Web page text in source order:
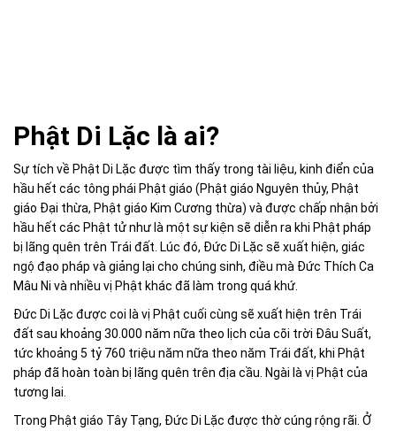
Phật Di Lặc là ai?
Sự tích về Phật Di Lặc được tìm thấy trong tài liệu, kinh điển của
hầu hết các tông phái Phật giáo (Phật giáo Nguyên thủy, Phật
giáo Đại thừa, Phật giáo Kim Cương thừa) và được chấp nhận bởi
hầu hết các Phật tử như là một sự kiện sẽ diễn ra khi Phật pháp
bị lãng quên trên Trái đất. Lúc đó, Đức Di Lặc sẽ xuất hiện, giác
ngộ đạo pháp và giảng lại cho chúng sinh, điều mà Đức Thích Ca
Mâu Ni và nhiều vị Phật khác đã làm trong quá khứ.
Đức Di Lặc được coi là vị Phật cuối cùng sẽ xuất hiện trên Trái
đất sau khoảng 30.000 năm nữa theo lịch của cõi trời Đâu Suất,
tức khoảng 5 tỷ 760 triệu năm nữa theo năm Trái đất, khi Phật
pháp đã hoàn toàn bị lãng quên trên địa cầu. Ngài là vị Phật của
tương lai.
Trong Phật giáo Tây Tạng, Đức Di Lặc được thờ cúng rộng rãi. Ở